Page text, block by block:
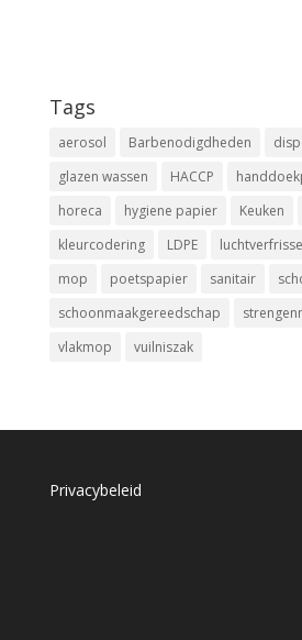
Tags
aerosol Barbenodigdheden
glazen wassen
HACCP
horeca
hygiene papier Keuken
kleurcodering
LDPE
mop
poetspapier sanitair
schoonmaakgereedschap
vlakmop
vuilniszak
Privacybeleid